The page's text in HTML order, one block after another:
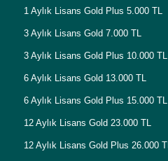
1 Aylık Lisans Gold Plus 5.000 TL
3 Aylık Lisans Gold 7.000 TL
3 Aylık Lisans Gold Plus 10.000 TL
6 Aylık Lisans Gold 13.000 TL
6 Aylık Lisans Gold Plus 15.000 TL
12 Aylık Lisans Gold 23.000 TL
12 Aylık Lisans Gold Plus 26.000 TL